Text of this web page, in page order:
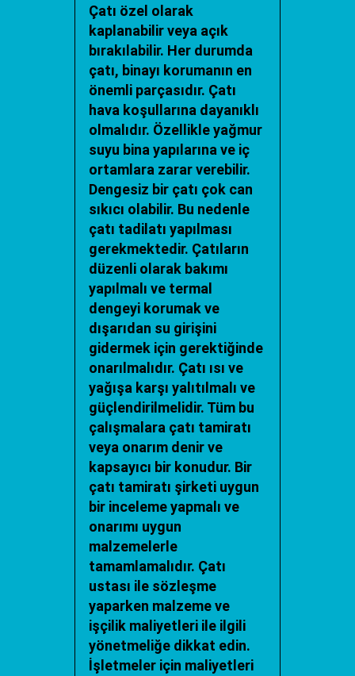
Çatı özel olarak
kaplanabilir veya açık
bırakılabilir. Her durumda
çatı, binayı korumanın en
önemli parçasıdır. Çatı
hava koşullarına dayanıklı
olmalıdır. Özellikle yağmur
suyu bina yapılarına ve iç
ortamlara zarar verebilir.
Dengesiz bir çatı çok can
sıkıcı olabilir. Bu nedenle
çatı tadilatı yapılması
gerekmektedir. Çatıların
düzenli olarak bakımı
yapılmalı ve termal
dengeyi korumak ve
dışarıdan su girişini
gidermek için gerektiğinde
onarılmalıdır. Çatı ısı ve
yağışa karşı yalıtılmalı ve
güçlendirilmelidir. Tüm bu
çalışmalara çatı tamiratı
veya onarım denir ve
kapsayıcı bir konudur. Bir
çatı tamiratı şirketi uygun
bir inceleme yapmalı ve
onarımı uygun
malzemelerle
tamamlamalıdır. Çatı
ustası ile sözleşme
yaparken malzeme ve
işçilik maliyetleri ile ilgili
yönetmeliğe dikkat edin.
İşletmeler için maliyetleri